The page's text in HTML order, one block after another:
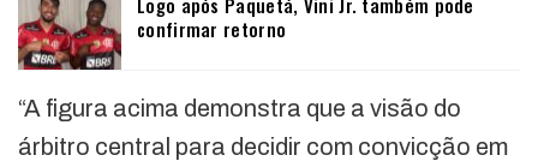
confirmar retorno
“A figura acima demonstra que a visão do
árbitro central para decidir com convicção em